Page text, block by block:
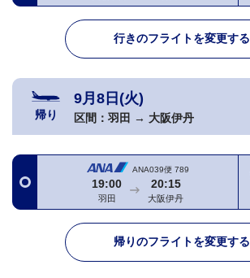
行きのフライトを変更する
帰り
9月8日(火)
区間： 羽田 → 大阪伊丹
ANA039便 789
19:00
羽田
20:15
大阪伊丹
帰りのフライトを変更する